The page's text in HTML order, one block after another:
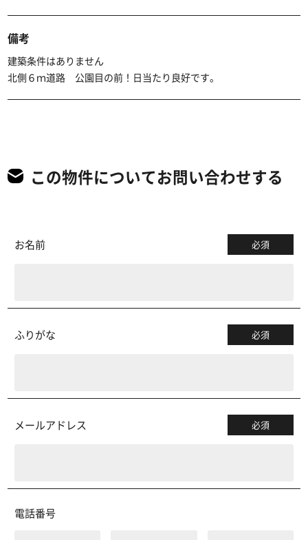
備考
建築条件はありません
北側６ｍ道路 公園目の前！日当たり良好です。
この物件についてお問い合わせする
お名前 必須
ふりがな 必須
メールアドレス 必須
電話番号